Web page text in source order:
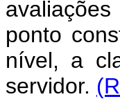
ponto
nível, a
servidor.